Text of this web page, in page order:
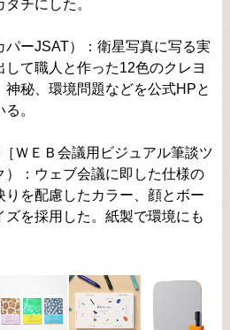
チにした。
パーJSAT）：衛星写真に写る実
て職人と作った12色のクレヨ
神秘、環境問題などを公式HPと
。
ＷＥＢ会議用ビジュアル筆談ツ
）：ウェブ会議に即した仕様の
を配慮したカラー、顔とボー
ズを採用した。紙製で環境にも